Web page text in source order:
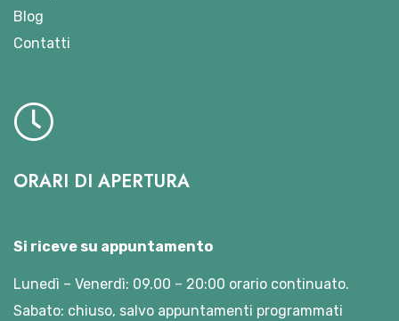
Blog
Contatti
ORARI DI APERTURA
Si riceve su appuntamento
Lunedì – Venerdì: 09.00 – 20:00 orario continuato.
Sabato: chiuso, salvo appuntamenti programmati